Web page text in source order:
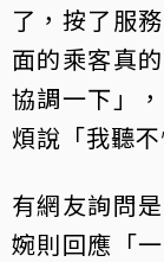
了，按了服
面的乘客真
協調一下」
煩說「我聽不
有網友詢問
婉則回應「